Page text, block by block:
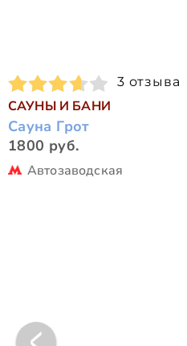
3 отзыва
САУНЫ И БАНИ
Сауна Грот
1800 руб.
Автозаводская